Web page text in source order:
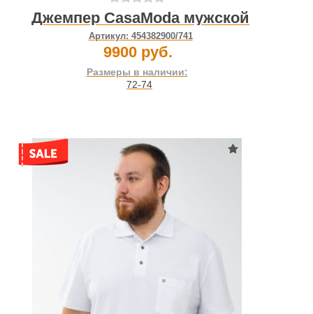
Джемпер CasaModa мужской
Артикул: 454382900/741
9900 руб.
Размеры в наличии:
72-74